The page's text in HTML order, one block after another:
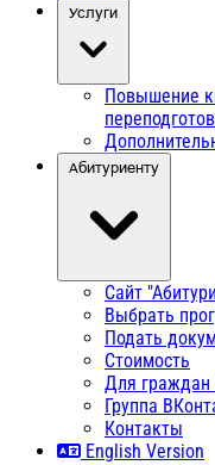
Услуги
Повышение
Абитуриенту
Сайт
Выбрать
Подать
Стоимость
Для
Группа
Контакты
English Version